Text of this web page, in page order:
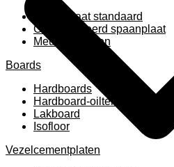
Spaanplaat standaard
Geplastificeerd spaanplaat
Meubelpanelen
Boards
Hardboards
Hardboard-oiltemperated
Lakboard
Isofloor
Vezelcementplaten